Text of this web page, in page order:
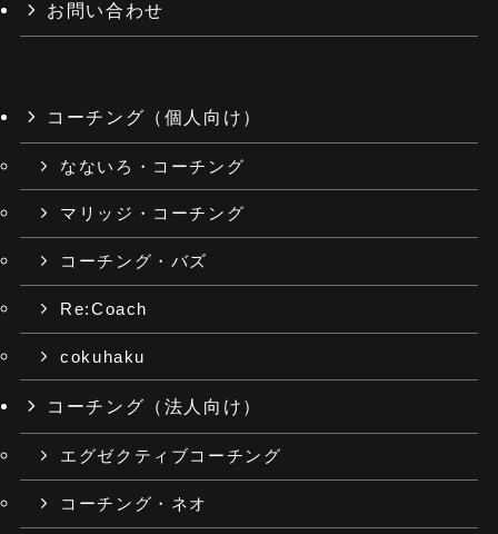
お問い合わせ
コーチング（個人向け）
なないろ・コーチング
マリッジ・コーチング
コーチング・バズ
Re:Coach
cokuhaku
コーチング（法人向け）
エグゼクティブコーチング
コーチング・ネオ